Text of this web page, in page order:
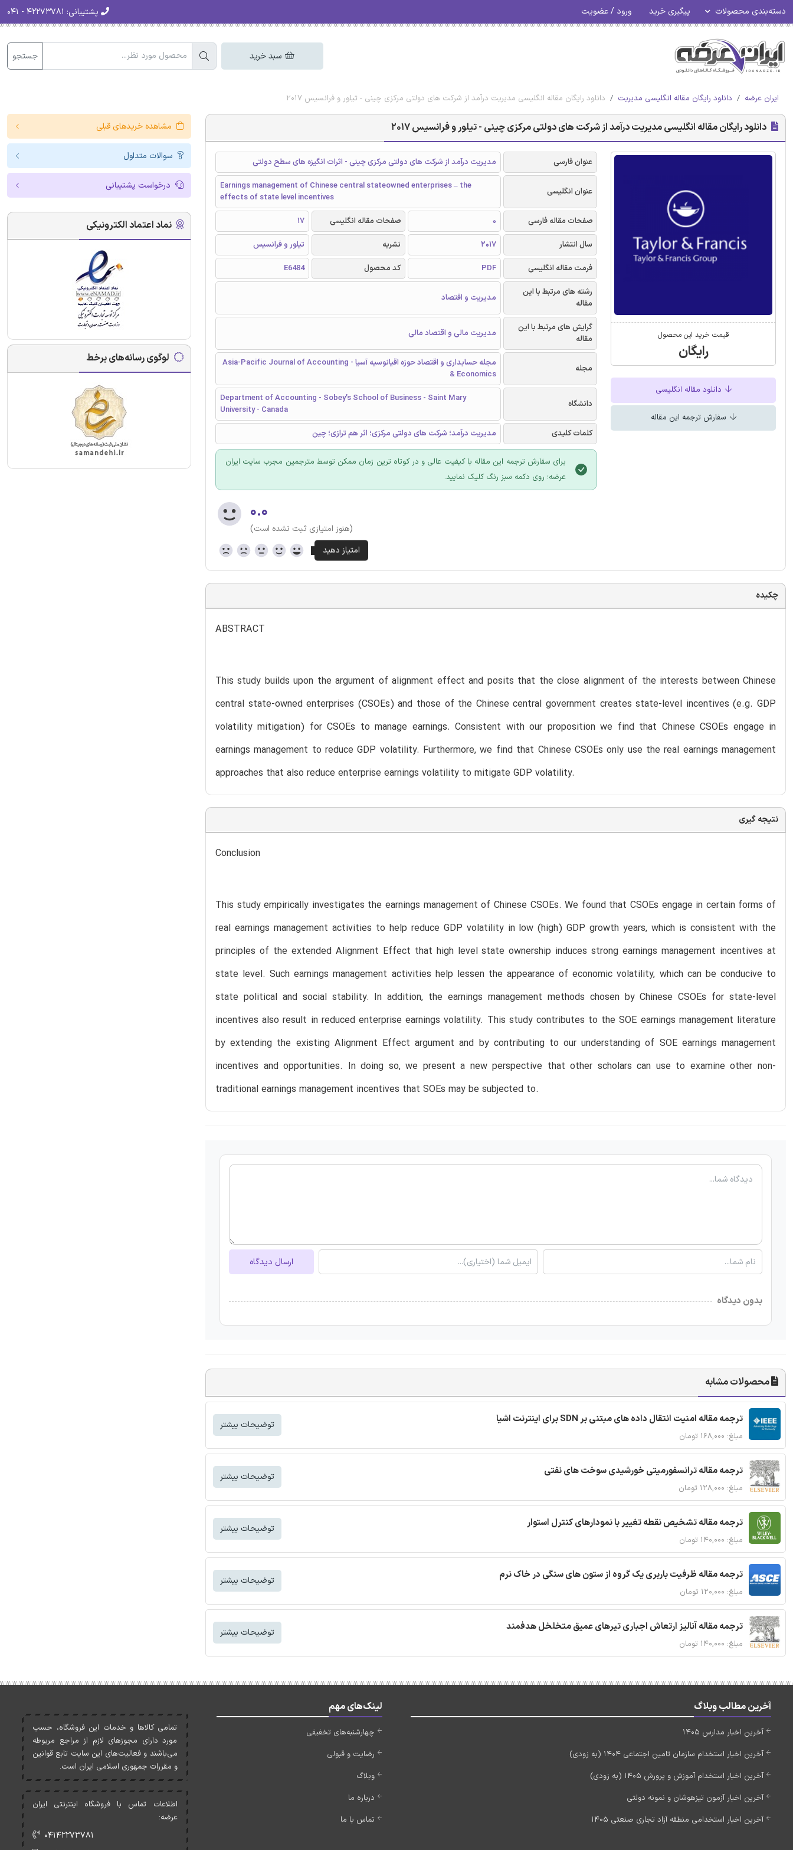
دسته‌بندی محصولات پیگیری خرید ورود / عضویت پشتیبانی:
سبد خرید جستجو
ایران عرضه دانلود رایگان مقاله انگلیسی مدیریت دانلود رایگان مقاله انگلیسی مدیریت درآمد از شرکت های دولتی مرکزی چینی - تیلور و فرانسیس 2017
دانلود رایگان مقاله انگلیسی مدیریت درآمد از شرکت های دولتی مرکزی چینی - تیلور و فرانسیس 2017
قیمت خرید این محصول
رایگان
دانلود مقاله انگلیسی
سفارش ترجمه این مقاله
عنوان فارسی مدیریت درآمد از شرکت های دولتی مرکزی چینی - اثرات انگیزه های سطح دولتی
عنوان انگلیسی
Earnings management of Chinese central stateowned enterprises – the
effects of state level incentives
صفحات مقاله فارسی
0 صفحات مقاله انگلیسی
17
سال انتشار
2017 نشریه
تیلور و فرانسیس
فرمت مقاله انگلیسی
PDF کد محصول
E6484
رشته های مرتبط با این
مقاله
مدیریت و اقتصاد
گرایش های مرتبط با این
مقاله
مدیریت مالی و اقتصاد مالی
مجله
مجله حسابداری و اقتصاد حوزه اقیانوسیه آسیا - Asia-Pacific Journal of Accounting
& Economics
دانشگاه
Department of Accounting - Sobey’s School of Business - Saint Mary
University - Canada
کلمات کلیدی
مدیریت درآمد؛ شرکت های دولتی مرکزی؛ اثر هم ترازی؛ چين
برای سفارش ترجمه این مقاله با کیفیت عالی و در کوتاه ترین زمان ممکن توسط مترجمین مجرب سایت ایران
عرضه؛ روی دکمه سبز رنگ کلیک نمایید.
۰.۰
(هنوز امتیازی ثبت نشده است)
چکیده
ABSTRACT
This study builds upon the argument of alignment effect and posits that the close alignment of the interests between Chinese
central state-owned enterprises (CSOEs) and those of the Chinese central government creates state-level incentives (e.g. GDP
volatility mitigation) for CSOEs to manage earnings. Consistent with our proposition we find that Chinese CSOEs engage in
earnings management to reduce GDP volatility. Furthermore, we find that Chinese CSOEs only use the real earnings management
approaches that also reduce enterprise earnings volatility to mitigate GDP volatility.
نتیجه گیری
Conclusion
This study empirically investigates the earnings management of Chinese CSOEs. We found that CSOEs engage in certain forms of
real earnings management activities to help reduce GDP volatility in low (high) GDP growth years, which is consistent with the
principles of the extended Alignment Effect that high level state ownership induces strong earnings management incentives at
state level. Such earnings management activities help lessen the appearance of economic volatility, which can be conducive to
state political and social stability. In addition, the earnings management methods chosen by Chinese CSOEs for state-level
incentives also result in reduced enterprise earnings volatility. This study contributes to the SOE earnings management literature
by extending the existing Alignment Effect argument and by contributing to our understanding of SOE earnings management
incentives and opportunities. In doing so, we present a new perspective that other scholars can use to examine other non-
traditional earnings management incentives that SOEs may be subjected to.
ارسال دیدگاه
بدون دیدگاه
محصولات مشابه
ترجمه مقاله امنیت انتقال داده های مبتنی بر SDN برای اینترنت اشیا
مبلغ: ۱۶۸,۰۰۰ تومان
توضیحات بیشتر
ترجمه مقاله ترانسفورمیتی خورشیدی سوخت های نفتی
مبلغ: ۱۲۸,۰۰۰ تومان
توضیحات بیشتر
ترجمه مقاله تشخیص نقطه تغییر با نمودارهای کنترل استوار
مبلغ: ۱۴۰,۰۰۰ تومان
توضیحات بیشتر
ترجمه مقاله ظرفیت باربری یک گروه از ستون های سنگی در خاک نرم
مبلغ: ۱۲۰,۰۰۰ تومان
توضیحات بیشتر
ترجمه مقاله آنالیز ارتعاش اجباری تیرهای عمیق متخلخل هدفمند
مبلغ: ۱۴۰,۰۰۰ تومان
توضیحات بیشتر
مشاهده خریدهای قبلی
سوالات متداول
درخواست پشتیبانی
نماد اعتماد الکترونیکی
لوگوی رسانه‌های برخط
آخرین مطالب وبلاگ
آخرین اخبار مدارس 1405
آخرین اخبار استخدام سازمان تامین اجتماعی 1404 (به زودی)
آخرین اخبار استخدام آموزش و پرورش 1405 (به زودی)
آخرین اخبار آزمون تیزهوشان و نمونه دولتی
آخرین اخبار استخدامی منطقه آزاد تجاری صنعتی 1405
لینک‌های مهم
چهارشنبه‌های تخفیفی
رضایت و قبولی
وبلاگ
درباره ما
تماس با ما
تمامی کالاها و خدمات اين فروشگاه، حسب
مورد دارای مجوزهای لازم از مراجع مربوطه
می‌باشند و فعاليت‌های اين سايت تابع قوانين
و مقررات جمهوری اسلامی ايران است.
اطلاعات تماس با فروشگاه اینترنتی ایران
عرضه:
۰۴۱۴۲۲۷۳۷۸۱